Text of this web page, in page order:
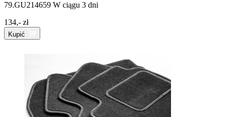
79.GU214659 W ciągu 3 dni
134,- zł
Kupić